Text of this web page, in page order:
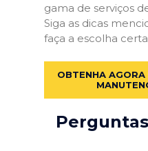
gama de serviços
Siga as dicas
faça a escolha
OBTENHA